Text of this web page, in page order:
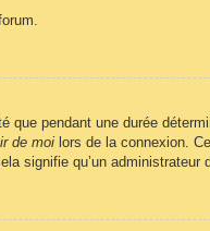
pendant une durée
de moi lors de la connexion.
signifie qu’un